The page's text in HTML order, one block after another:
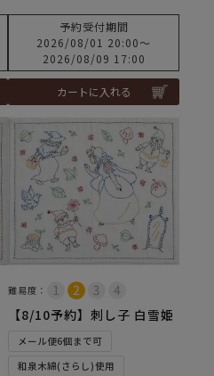
予約受付期間
2026/08/01 20:00〜
2026/08/09 17:00
カートに入れる
難易度：
【8/10予約】刺し子 白雪姫
メール便6個まで可
和泉木綿(さらし)使用